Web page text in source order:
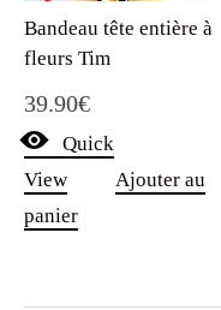
Bandeau tête entière à
fleurs Tim
39.90€
Quick
View
Ajouter au
panier